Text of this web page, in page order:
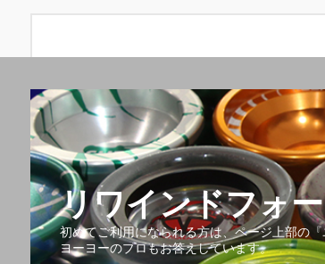
リワインドフォ
初めてご利用になられる方は、ページ上部の
ヨーヨーのプロもお答えしています。